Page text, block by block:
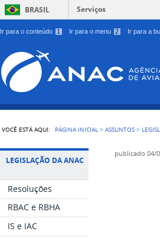
Ir para o conteúdo 1 Ir para o menu 2 Ir para a
BRASIL Serviços
VOCÊ ESTÁ AQUI: PÁGINA INICIAL >ASSUNTOS >
LEGISLAÇÃO DA ANAC
Resoluções
RBAC e RBHA
IS e IAC
publicado 04/